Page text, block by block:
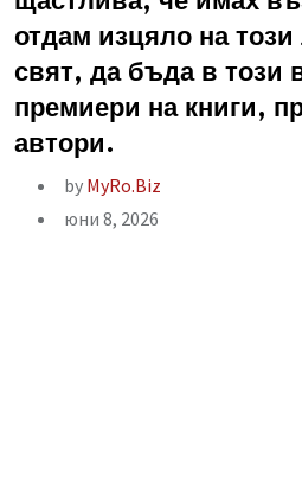
отдам изцяло на този
свят, да бъда в този
премиери на книги,
автори.
by MyRo.Biz
юни 8, 2026